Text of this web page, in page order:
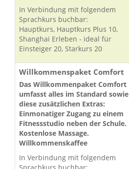
In Verbindung mit folgendem
Sprachkurs buchbar:
Hauptkurs, Hauptkurs Plus 10,
Shanghai Erleben - ideal für
Einsteiger 20, Starkurs 20
Willkommenspaket Comfort
Das Willkommenpaket Comfort
umfasst alles im Standard sowie
diese zusätzlichen Extras:
Einmonatiger Zugang zu einem
Fitnessstudio neben der Schule.
Kostenlose Massage.
Willkommenskaffee
In Verbindung mit folgendem